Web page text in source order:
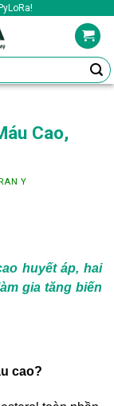
Cao,
Y
huyết áp, hai
gia tăng biến
cao?